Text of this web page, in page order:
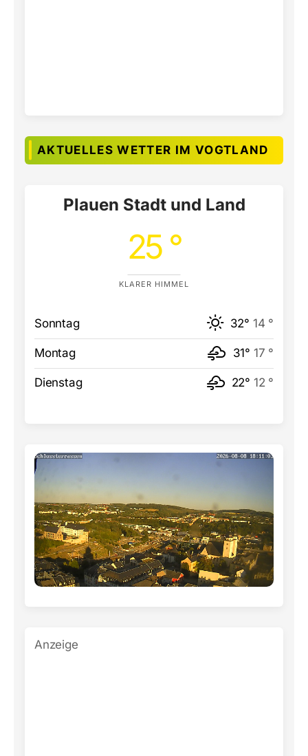
AKTUELLES WETTER IM VOGTLAND
Plauen Stadt und Land
25 °
KLARER HIMMEL
Sonntag 32° 14 °
Montag 31° 17 °
Dienstag 22° 12 °
Anzeige